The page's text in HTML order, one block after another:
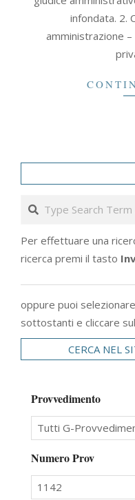
infondata. 2.
amministrazione
Search
Per effettuare una
ricerca premi il tasto
oppure puoi
sottostanti e cliccare
CERCA NEL
Provvedimento
Numero Prov